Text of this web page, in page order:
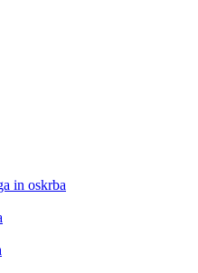
in oskrba